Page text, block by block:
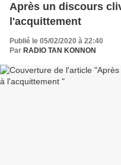
Après un discours
l'acquittement
Publié le 05/02/2020 à 22:40
Par RADIO TAN KONNON